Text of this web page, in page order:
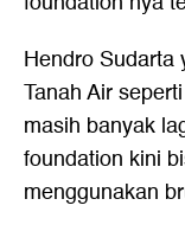
Hendro Sudarta
Tanah Air
masih banyak
foundation kini
menggunakan